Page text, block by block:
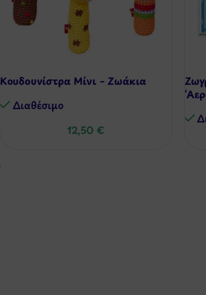
Κουδουνίστρα Μίνι – Ζωάκια
Διαθέσιμo
12,50 €